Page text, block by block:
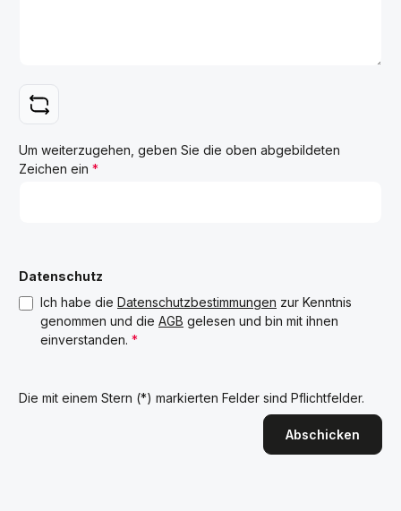
Um weiterzugehen, geben Sie die oben abgebildeten
Zeichen ein *
Datenschutz
Ich habe die Datenschutzbestimmungen zur Kenntnis
genommen und die AGB gelesen und bin mit ihnen
einverstanden. *
Die mit einem Stern (*) markierten Felder sind Pflichtfelder.
Abschicken